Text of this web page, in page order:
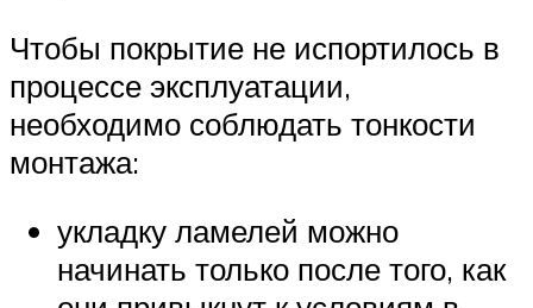
Чтобы покрытие не испортилось в
процессе эксплуатации,
необходимо соблюдать тонкости
монтажа:
укладку ламелей можно
начинать только после того, как